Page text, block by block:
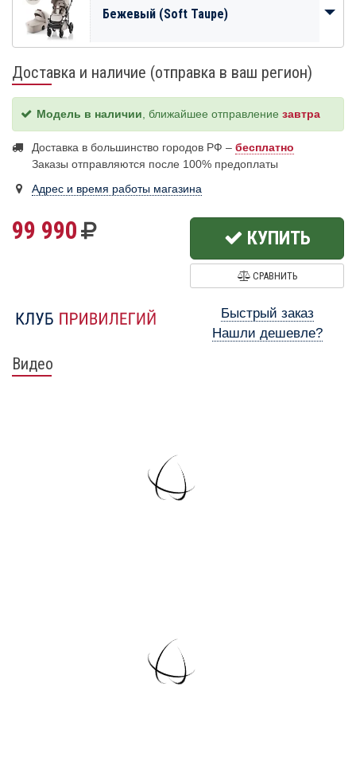
Бежевый (Soft Taupe)
Доставка и наличие (отправка в ваш регион)
Модель в наличии , ближайшее отправление завтра
Доставка в большинство городов РФ – бесплатно
Заказы отправляются после 100% предоплаты
Адрес и время работы магазина
99 990 КУПИТЬ
СРАВНИТЬ
Быстрый заказ
Нашли дешевле?
Видео